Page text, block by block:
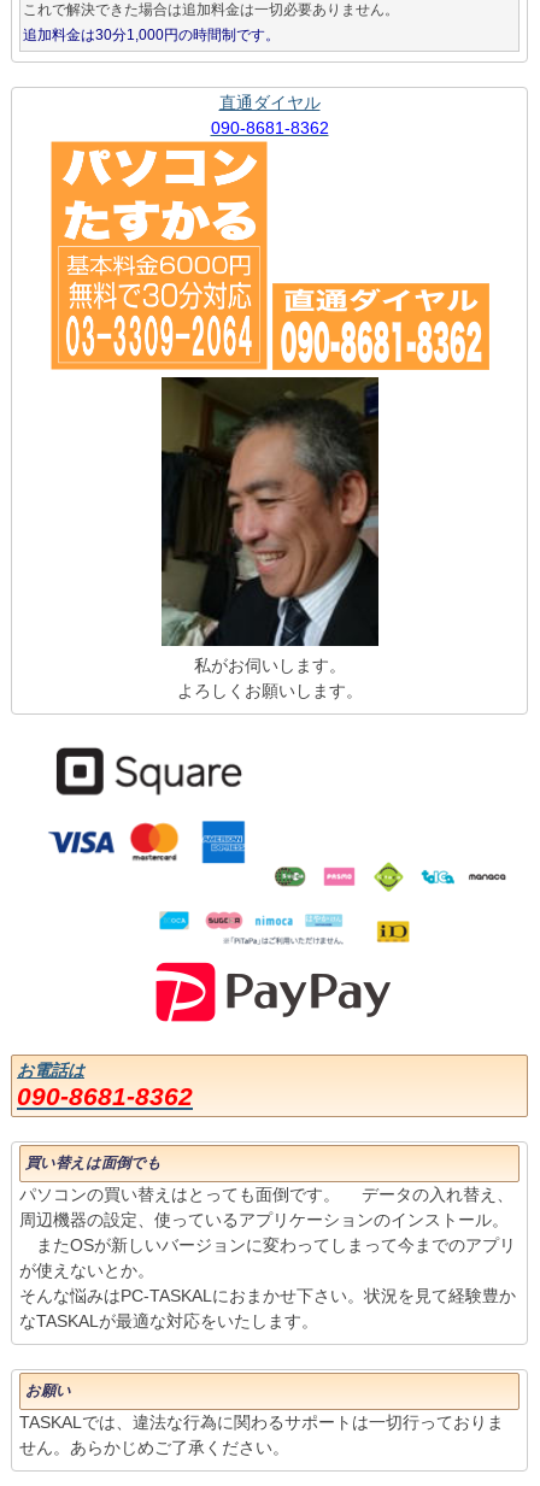
これで解決できた場合は追加料金は一切必要ありません。
追加料金は30分1,000円の時間制です。
直通ダイヤル
090-8681-8362
私がお伺いします。
よろしくお願いします。
お電話は
090-8681-8362
買い替えは面倒でも
パソコンの買い替えはとっても面倒です。 データの入れ替え、
周辺機器の設定、使っているアプリケーションのインストール。
またOSが新しいバージョンに変わってしまって今までのアプリ
が使えないとか。
そんな悩みはPC-TASKALにおまかせ下さい。状況を見て経験豊か
なTASKALが最適な対応をいたします。
お願い
TASKALでは、違法な行為に関わるサポートは一切行っておりま
せん。あらかじめご了承ください。